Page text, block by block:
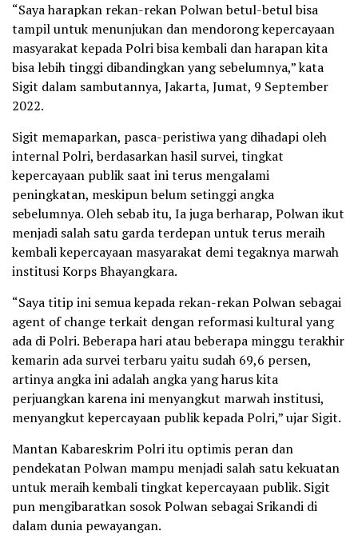
“Saya harapkan rekan-rekan Polwan betul-betul bisa
tampil untuk menunjukan dan mendorong kepercayaan
masyarakat kepada Polri bisa kembali dan harapan kita
bisa lebih tinggi dibandingkan yang sebelumnya,” kata
Sigit dalam sambutannya, Jakarta, Jumat, 9 September
2022.
Sigit memaparkan, pasca-peristiwa yang dihadapi oleh
internal Polri, berdasarkan hasil survei, tingkat
kepercayaan publik saat ini terus mengalami
peningkatan, meskipun belum setinggi angka
sebelumnya. Oleh sebab itu, Ia juga berharap, Polwan ikut
menjadi salah satu garda terdepan untuk terus meraih
kembali kepercayaan masyarakat demi tegaknya marwah
institusi Korps Bhayangkara.
“Saya titip ini semua kepada rekan-rekan Polwan sebagai
agent of change terkait dengan reformasi kultural yang
ada di Polri. Beberapa hari atau beberapa minggu terakhir
kemarin ada survei terbaru yaitu sudah 69,6 persen,
artinya angka ini adalah angka yang harus kita
perjuangkan karena ini menyangkut marwah institusi,
menyangkut kepercayaan publik kepada Polri,” ujar Sigit.
Mantan Kabareskrim Polri itu optimis peran dan
pendekatan Polwan mampu menjadi salah satu kekuatan
untuk meraih kembali tingkat kepercayaan publik. Sigit
pun mengibaratkan sosok Polwan sebagai Srikandi di
dalam dunia pewayangan.